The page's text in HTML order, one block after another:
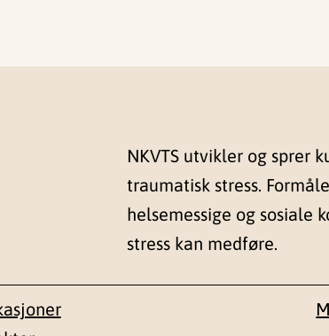
NKVTS utvikler og sprer
traumatisk stress.
helsemessige og sosiale
stress kan medføre.